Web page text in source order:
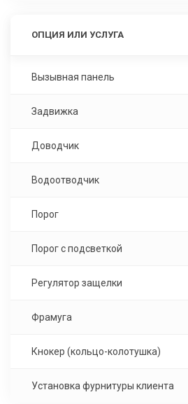
ОПЦИЯ ИЛИ УСЛУГА
Вызывная панель
Задвижка
Доводчик
Водоотводчик
Порог
Порог с подсветкой
Регулятор защелки
Фрамуга
Кнокер (кольцо-колотушка)
Установка фурнитуры клиента